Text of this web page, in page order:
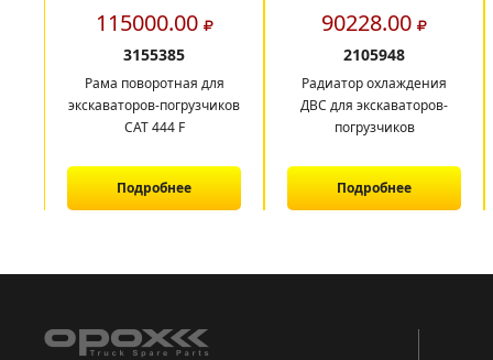
115000.00
3155385
Рама поворотная для
экскаваторов-погрузчиков
САТ 444 F
Подробнее
90228.00
2105948
Радиатор охлаждения
ДВС для экскаваторов-
погрузчиков
Подробнее